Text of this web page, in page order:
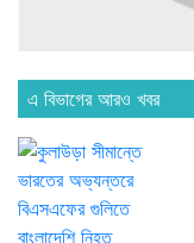
এ বিভাগের আরও খবর